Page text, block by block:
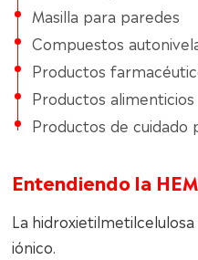
Masilla para paredes
Compuestos
Productos
Productos alimenticios
Productos de cuidado
Entendiendo la
La
iónico.